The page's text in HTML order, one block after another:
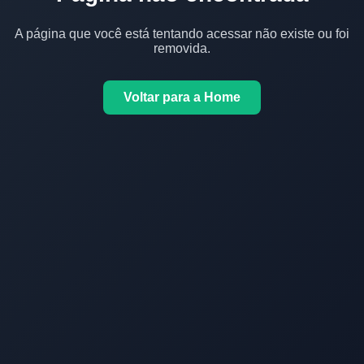
A página que você está tentando acessar não existe ou foi
removida.
Voltar para a Home